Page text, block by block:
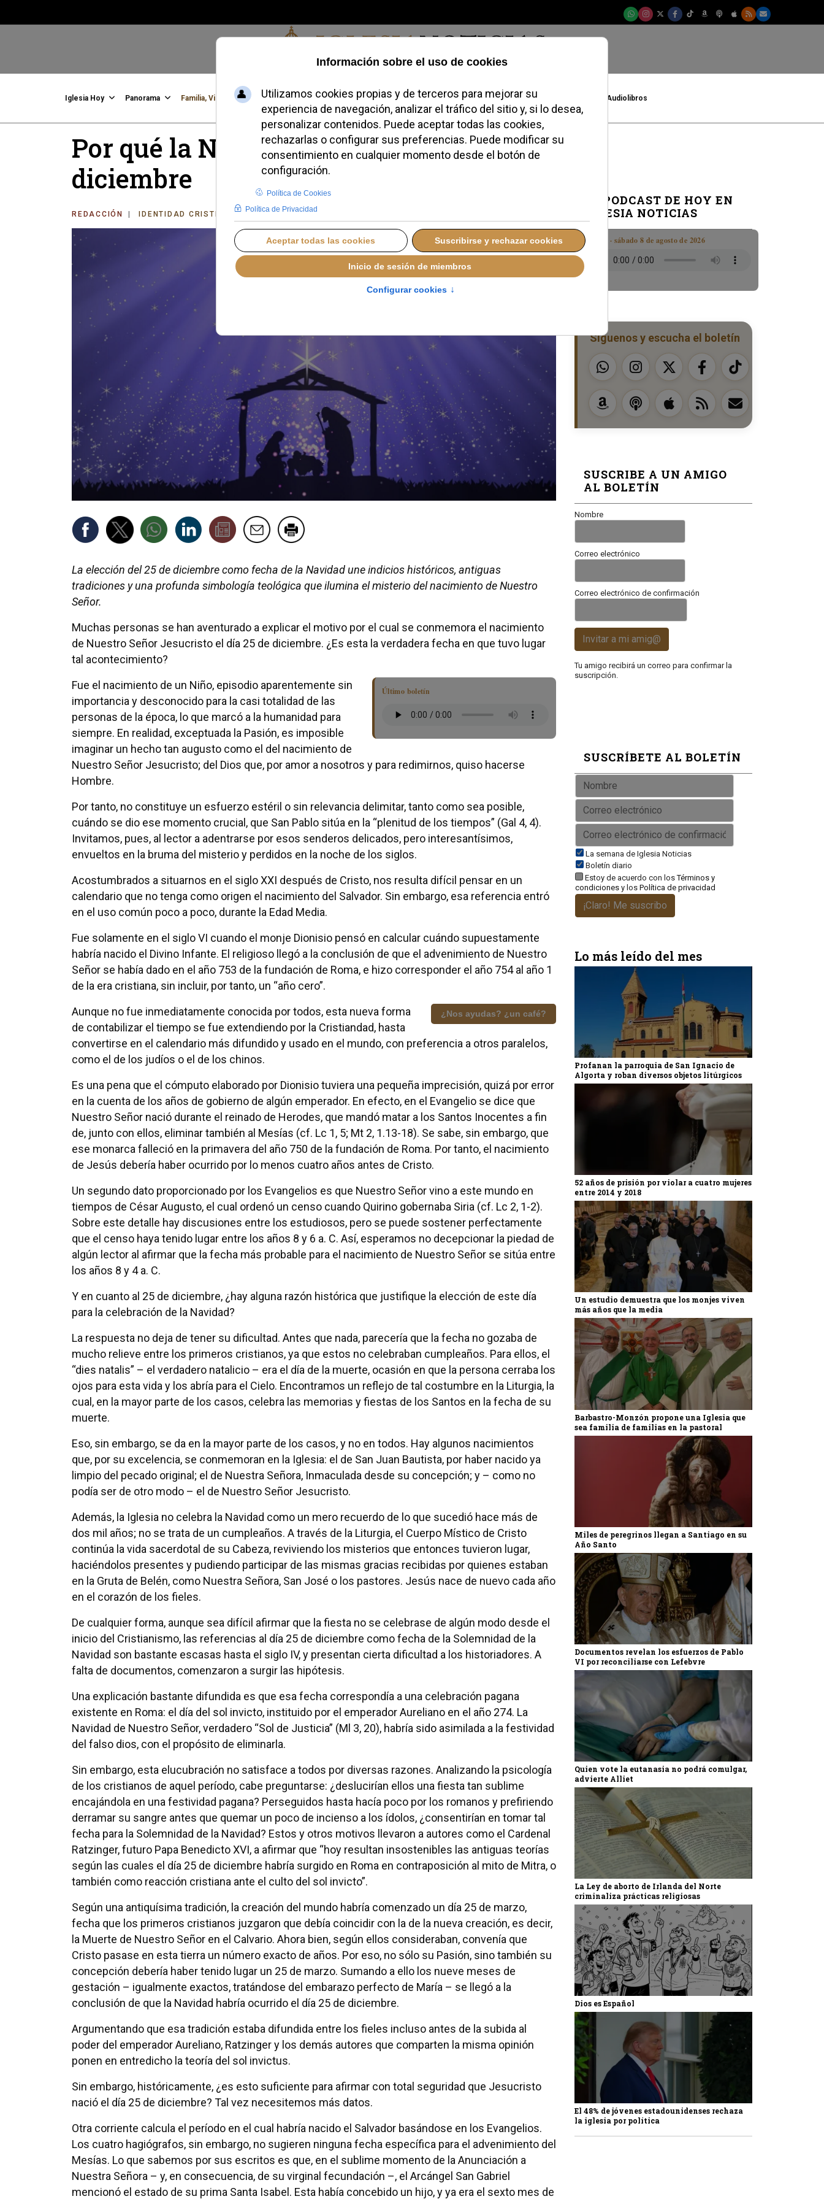
Sábado, 08 de agosto de 2026
Iglesia Hoy Panorama Familia, Vida, Identidad Credofobiómetro Blogs Temas Buscar #JovenesConFe Podcast Audiolibros
Por qué la Navidad se celebra el 25 de
diciembre
REDACCIÓN IDENTIDAD CRISTIANA VIERNES, 26 DICIEMBRE 2025 16:40
La elección del 25 de diciembre como fecha de la Navidad une indicios históricos, antiguas
tradiciones y una profunda simbología teológica que ilumina el misterio del nacimiento de Nuestro
Señor.
Muchas personas se han aventurado a explicar el motivo por el cual se conmemora el nacimiento
de Nuestro Señor Jesucristo el día 25 de diciembre. ¿Es esta la verdadera fecha en que tuvo lugar
tal acontecimiento?
Último boletín
Fue el nacimiento de un Niño, episodio aparentemente sin
importancia y desconocido para la casi totalidad de las
personas de la época, lo que marcó a la humanidad para
siempre. En realidad, exceptuada la Pasión, es imposible
imaginar un hecho tan augusto como el del nacimiento de
Nuestro Señor Jesucristo; del Dios que, por amor a nosotros y para redimirnos, quiso hacerse
Hombre.
Por tanto, no constituye un esfuerzo estéril o sin relevancia delimitar, tanto como sea posible,
cuándo se dio ese momento crucial, que San Pablo sitúa en la “plenitud de los tiempos” (Gal 4, 4).
Invitamos, pues, al lector a adentrarse por esos senderos delicados, pero interesantísimos,
envueltos en la bruma del misterio y perdidos en la noche de los siglos.
Acostumbrados a situarnos en el siglo XXI después de Cristo, nos resulta difícil pensar en un
calendario que no tenga como origen el nacimiento del Salvador. Sin embargo, esa referencia entró
en el uso común poco a poco, durante la Edad Media.
Fue solamente en el siglo VI cuando el monje Dionisio pensó en calcular cuándo supuestamente
habría nacido el Divino Infante. El religioso llegó a la conclusión de que el advenimiento de Nuestro
Señor se había dado en el año 753 de la fundación de Roma, e hizo corresponder el año 754 al año 1
de la era cristiana, sin incluir, por tanto, un “año cero”.
¿Nos ayudas? ¿un café?
Aunque no fue inmediatamente conocida por todos, esta nueva forma
de contabilizar el tiempo se fue extendiendo por la Cristiandad, hasta
convertirse en el calendario más difundido y usado en el mundo, con preferencia a otros paralelos,
como el de los judíos o el de los chinos.
Es una pena que el cómputo elaborado por Dionisio tuviera una pequeña imprecisión, quizá por error
en la cuenta de los años de gobierno de algún emperador. En efecto, en el Evangelio se dice que
Nuestro Señor nació durante el reinado de Herodes, que mandó matar a los Santos Inocentes a fin
de, junto con ellos, eliminar también al Mesías (cf. Lc 1, 5; Mt 2, 1.13-18). Se sabe, sin embargo, que
ese monarca falleció en la primavera del año 750 de la fundación de Roma. Por tanto, el nacimiento
de Jesús debería haber ocurrido por lo menos cuatro años antes de Cristo.
Un segundo dato proporcionado por los Evangelios es que Nuestro Señor vino a este mundo en
tiempos de César Augusto, el cual ordenó un censo cuando Quirino gobernaba Siria (cf. Lc 2, 1-2).
Sobre este detalle hay discusiones entre los estudiosos, pero se puede sostener perfectamente
que el censo haya tenido lugar entre los años 8 y 6 a. C. Así, esperamos no decepcionar la piedad de
algún lector al afirmar que la fecha más probable para el nacimiento de Nuestro Señor se sitúa entre
los años 8 y 4 a. C.
Y en cuanto al 25 de diciembre, ¿hay alguna razón histórica que justifique la elección de este día
para la celebración de la Navidad?
La respuesta no deja de tener su dificultad. Antes que nada, parecería que la fecha no gozaba de
mucho relieve entre los primeros cristianos, ya que estos no celebraban cumpleaños. Para ellos, el
“dies natalis” – el verdadero natalicio – era el día de la muerte, ocasión en que la persona cerraba los
ojos para esta vida y los abría para el Cielo. Encontramos un reflejo de tal costumbre en la Liturgia, la
cual, en la mayor parte de los casos, celebra las memorias y fiestas de los Santos en la fecha de su
muerte.
Eso, sin embargo, se da en la mayor parte de los casos, y no en todos. Hay algunos nacimientos
que, por su excelencia, se conmemoran en la Iglesia: el de San Juan Bautista, por haber nacido ya
limpio del pecado original; el de Nuestra Señora, Inmaculada desde su concepción; y – como no
podía ser de otro modo – el de Nuestro Señor Jesucristo.
Además, la Iglesia no celebra la Navidad como un mero recuerdo de lo que sucedió hace más de
dos mil años; no se trata de un cumpleaños. A través de la Liturgia, el Cuerpo Místico de Cristo
continúa la vida sacerdotal de su Cabeza, reviviendo los misterios que entonces tuvieron lugar,
haciéndolos presentes y pudiendo participar de las mismas gracias recibidas por quienes estaban
en la Gruta de Belén, como Nuestra Señora, San José o los pastores. Jesús nace de nuevo cada año
en el corazón de los fieles.
De cualquier forma, aunque sea difícil afirmar que la fiesta no se celebrase de algún modo desde el
inicio del Cristianismo, las referencias al día 25 de diciembre como fecha de la Solemnidad de la
Navidad son bastante escasas hasta el siglo IV, y presentan cierta dificultad a los historiadores. A
falta de documentos, comenzaron a surgir las hipótesis.
Una explicación bastante difundida es que esa fecha correspondía a una celebración pagana
existente en Roma: el día del sol invicto, instituido por el emperador Aureliano en el año 274. La
Navidad de Nuestro Señor, verdadero “Sol de Justicia” (Ml 3, 20), habría sido asimilada a la festividad
del falso dios, con el propósito de eliminarla.
Sin embargo, esta elucubración no satisface a todos por diversas razones. Analizando la psicología
de los cristianos de aquel período, cabe preguntarse: ¿deslucirían ellos una fiesta tan sublime
encajándola en una festividad pagana? Perseguidos hasta hacía poco por los romanos y prefiriendo
derramar su sangre antes que quemar un poco de incienso a los ídolos, ¿consentirían en tomar tal
fecha para la Solemnidad de la Navidad? Estos y otros motivos llevaron a autores como el Cardenal
Ratzinger, futuro Papa Benedicto XVI, a afirmar que “hoy resultan insostenibles las antiguas teorías
según las cuales el día 25 de diciembre habría surgido en Roma en contraposición al mito de Mitra, o
también como reacción cristiana ante el culto del sol invicto”.
Según una antiquísima tradición, la creación del mundo habría comenzado un día 25 de marzo,
fecha que los primeros cristianos juzgaron que debía coincidir con la de la nueva creación, es decir,
la Muerte de Nuestro Señor en el Calvario. Ahora bien, según ellos consideraban, convenía que
Cristo pasase en esta tierra un número exacto de años. Por eso, no sólo su Pasión, sino también su
concepción debería haber tenido lugar un 25 de marzo. Sumando a ello los nueve meses de
gestación – igualmente exactos, tratándose del embarazo perfecto de María – se llegó a la
conclusión de que la Navidad habría ocurrido el día 25 de diciembre.
Argumentando que esa tradición estaba difundida entre los fieles incluso antes de la subida al
poder del emperador Aureliano, Ratzinger y los demás autores que comparten la misma opinión
ponen en entredicho la teoría del sol invictus.
Sin embargo, históricamente, ¿es esto suficiente para afirmar con total seguridad que Jesucristo
nació el día 25 de diciembre? Tal vez necesitemos más datos.
Otra corriente calcula el período en el cual habría nacido el Salvador basándose en los Evangelios.
Los cuatro hagiógrafos, sin embargo, no sugieren ninguna fecha específica para el advenimiento del
Mesías. Lo que sabemos por sus escritos es que, en el sublime momento de la Anunciación a
Nuestra Señora – y, en consecuencia, de su virginal fecundación –, el Arcángel San Gabriel
mencionó el estado de su prima Santa Isabel. Esta había concebido un hijo, y ya era el sexto mes de
EL PODCAST DE HOY EN
IGLESIA NOTICIAS
Boletín · sábado 8 de agosto de 2026
Síguenos y escucha el boletín
SUSCRIBE A UN AMIGO
AL BOLETÍN
Nombre
Correo electrónico
Correo electrónico de confirmación
Invitar a mi amig@
Tu amigo recibirá un correo para confirmar la
suscripción.
SUSCRÍBETE AL BOLETÍN
La semana de Iglesia Noticias
Boletín diario
Estoy de acuerdo con losTérminos y
condiciones y los Política de privacidad
¡Claro! Me suscribo
Lo más leído del mes
Profanan la parroquia de San Ignacio de
Algorta y roban diversos objetos litúrgicos
52 años de prisión por violar a cuatro mujeres
entre 2014 y 2018
Un estudio demuestra que los monjes viven
más años que la media
Barbastro-Monzón propone una Iglesia que
sea familia de familias en la pastoral
Miles de peregrinos llegan a Santiago en su
Año Santo
Documentos revelan los esfuerzos de Pablo
VI por reconciliarse con Lefebvre
Quien vote la eutanasia no podrá comulgar,
advierte Alliet
La Ley de aborto de Irlanda del Norte
criminaliza prácticas religiosas
Dios es Español
El 48% de jóvenes estadounidenses rechaza
la iglesia por política